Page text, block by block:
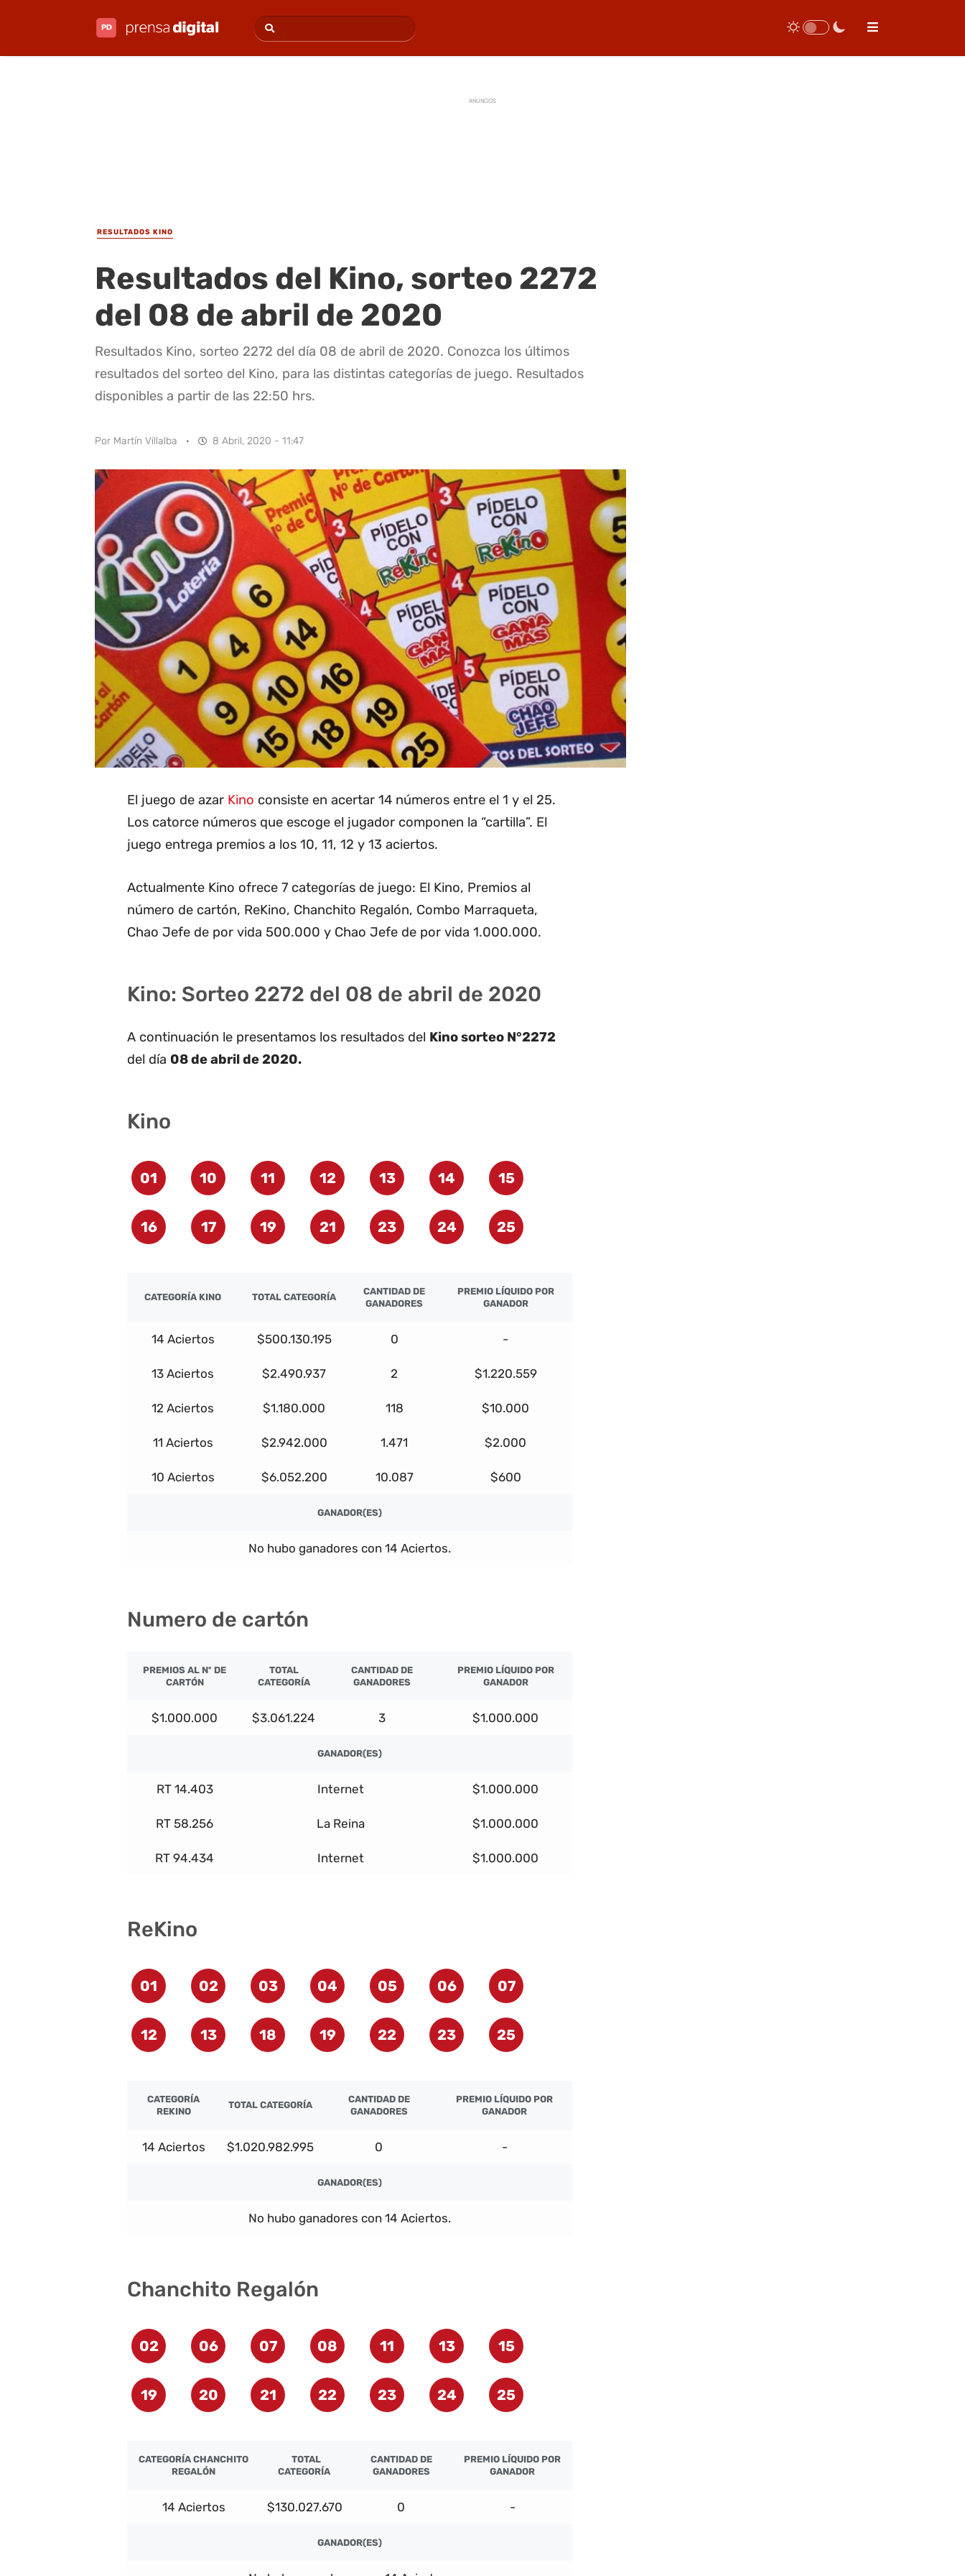
ANUNCIOS
RESULTADOS KINO
Resultados del Kino, sorteo 2272
del 08 de abril de 2020
Resultados Kino, sorteo 2272 del día 08 de abril de 2020. Conozca los últimos
resultados del sorteo del Kino, para las distintas categorías de juego. Resultados
disponibles a partir de las 22:50 hrs.
Por Martín Villalba · 8 Abril, 2020 - 11:47
El juego de azar Kino consiste en acertar 14 números entre el 1 y el 25.
Los catorce números que escoge el jugador componen la “cartilla”. El
juego entrega premios a los 10, 11, 12 y 13 aciertos.
Actualmente Kino ofrece 7 categorías de juego: El Kino, Premios al
número de cartón, ReKino, Chanchito Regalón, Combo Marraqueta,
Chao Jefe de por vida 500.000 y Chao Jefe de por vida 1.000.000.
Kino: Sorteo 2272 del 08 de abril de 2020
A continuación le presentamos los resultados del Kino sorteo N°2272
del día 08 de abril de 2020.
Kino
01 10 11 12 13 14 15
16 17 19 21 23 24 25
CATEGORÍA KINO TOTAL CATEGORÍA
CANTIDAD DE
GANADORES
PREMIO LÍQUIDO POR
GANADOR
14 Aciertos $500.130.195 0 -
13 Aciertos $2.490.937 2 $1.220.559
12 Aciertos $1.180.000 118 $10.000
11 Aciertos $2.942.000 1.471 $2.000
10 Aciertos $6.052.200 10.087 $600
GANADOR(ES)
No hubo ganadores con 14 Aciertos.
Numero de cartón
PREMIOS AL Nº DE
CARTÓN
TOTAL
CATEGORÍA
CANTIDAD DE
GANADORES
PREMIO LÍQUIDO POR
GANADOR
$1.000.000 $3.061.224 3 $1.000.000
GANADOR(ES)
RT 14.403 Internet $1.000.000
RT 58.256 La Reina $1.000.000
RT 94.434 Internet $1.000.000
ReKino
01 02 03 04 05 06 07
12 13 18 19 22 23 25
CATEGORÍA
REKINO
TOTAL CATEGORÍA
CANTIDAD DE
GANADORES
PREMIO LÍQUIDO POR
GANADOR
14 Aciertos $1.020.982.995 0 -
GANADOR(ES)
No hubo ganadores con 14 Aciertos.
Chanchito Regalón
02 06 07 08 11 13 15
19 20 21 22 23 24 25
CATEGORÍA CHANCHITO
REGALÓN
TOTAL
CATEGORÍA
CANTIDAD DE
GANADORES
PREMIO LÍQUIDO POR
GANADOR
14 Aciertos $130.027.670 0 -
GANADOR(ES)